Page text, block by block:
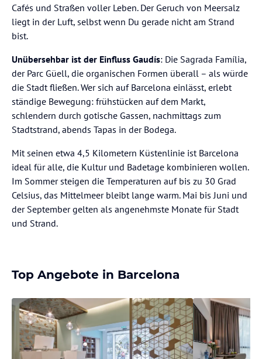
Cafés und Straßen voller Leben. Der Geruch von Meersalz
liegt in der Luft, selbst wenn Du gerade nicht am Strand
bist.
Unübersehbar ist der Einfluss Gaudís: Die Sagrada Família,
der Parc Güell, die organischen Formen überall – als würde
die Stadt fließen. Wer sich auf Barcelona einlässt, erlebt
ständige Bewegung: frühstücken auf dem Markt,
schlendern durch gotische Gassen, nachmittags zum
Stadtstrand, abends Tapas in der Bodega.
Mit seinen etwa 4,5 Kilometern Küstenlinie ist Barcelona
ideal für alle, die Kultur und Badetage kombinieren wollen.
Im Sommer steigen die Temperaturen auf bis zu 30 Grad
Celsius, das Mittelmeer bleibt lange warm. Mai bis Juni und
der September gelten als angenehmste Monate für Stadt
und Strand.
Top Angebote in Barcelona